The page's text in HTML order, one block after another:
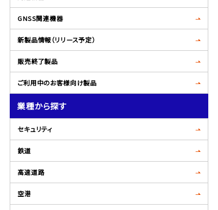
GNSS関連機器
新製品情報（リリース予定）
販売終了製品
ご利用中のお客様向け製品
業種から探す
セキュリティ
鉄道
高速道路
空港